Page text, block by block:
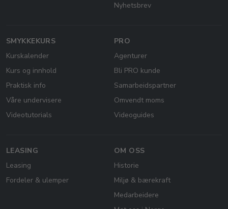
Nyhetsbrev
SMYKKEKURS
Kurskalender
Kurs og innhold
Praktisk info
Våre undervisere
Videotutorials
PRO
Agenturer
Bli PRO kunde
Samarbeidspartner
Omvendt moms
Videoguides
LEASING
Leasing
Fordeler & ulemper
OM OSS
Historie
Miljø & bærekraft
Medarbeidere